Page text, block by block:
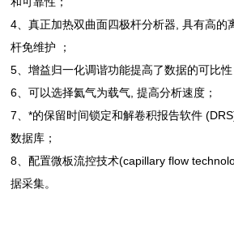
4、真正加热双曲面四极杆分析器, 具有高的
杆免维护 ；
5、增益归一化调谐功能提高了数据的可比性
6、可以选择氦气为载气, 提高分析速度；
7、*的保留时间锁定和解卷积报告软件
数据库；
8、配置微板流控技术(capillary flow
据采集。